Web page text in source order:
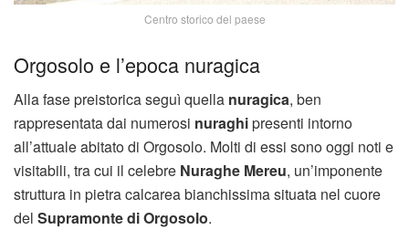
Centro storico del paese
Orgosolo e l’epoca nuragica
Alla fase preistorica seguì quella nuragica, ben
rappresentata dai numerosi nuraghipresenti intorno
all’attuale abitato di Orgosolo. Molti di essi sono oggi noti e
visitabili, tra cui il celebre Nuraghe Mereu, un’imponente
struttura in pietra calcarea bianchissima situata nel cuore
del Supramonte di Orgosolo.